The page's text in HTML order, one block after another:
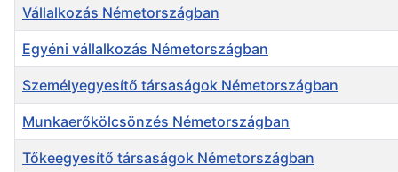
Vállalkozás Németországban
Egyéni vállalkozás Németországban
Személyegyesítő társaságok Németországban
Munkaerőkölcsönzés Németországban
Tőkeegyesítő társaságok Németországban